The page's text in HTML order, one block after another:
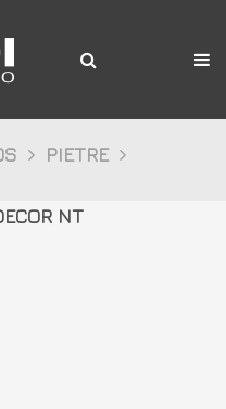
PIETRE
NT